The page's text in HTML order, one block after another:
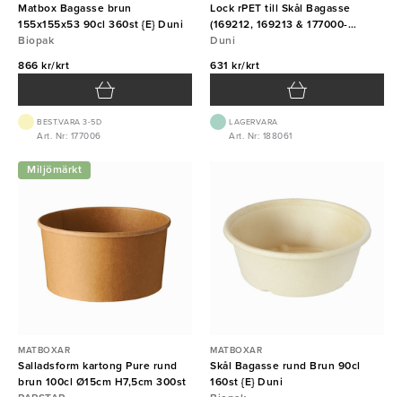
Matbox Bagasse brun
155x155x53 90cl 360st {E} Duni
Biopak
866 kr/krt
BEST.VARA 3-5D
Art. Nr: 177006
Lock rPET till Skål Bagasse
(169212, 169213 & 177000-
177002) 160st {E} Duni
Duni
631 kr/krt
LAGERVARA
Art. Nr: 188061
Miljömärkt
MATBOXAR
Salladsform kartong Pure rund
brun 100cl Ø15cm H7,5cm 300st
MATBOXAR
Skål Bagasse rund Brun 90cl
160st {E} Duni